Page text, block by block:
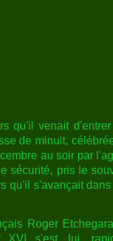
qu'il venait
de minuit,
au soir par
sécurité, pris le
qu'il s'avançait
Roger